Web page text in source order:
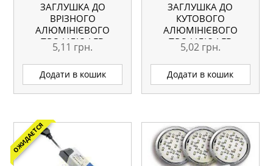
ЗАГЛУШКА ДО
ВРІЗНОГО
АЛЮМІНІЄВОГО
ПРОФІЛЮ LED
5,11 грн.
Додати в кошик
ЗАГЛУШКА ДО
КУТОВОГО
АЛЮМІНІЄВОГО
ПРОФІЛЮ LED
5,02 грн.
Додати в кошик
ОЖИДАЕТСЯ